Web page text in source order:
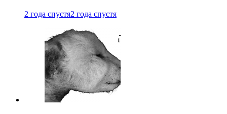
2 года спустя2 года спустя